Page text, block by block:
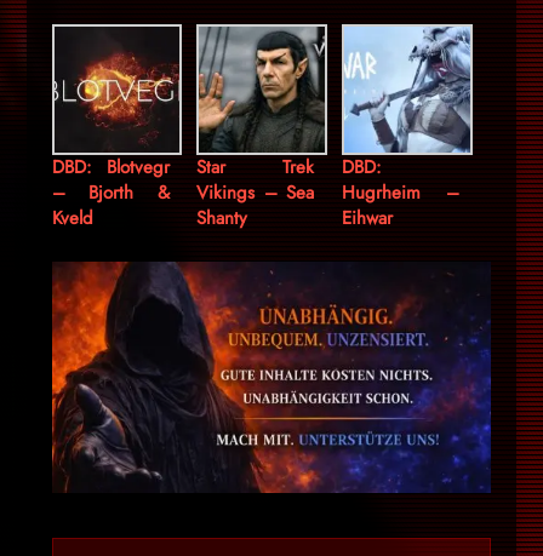
DBD: Blotvegr
– Bjorth &
Kveld
Star Trek
Vikings – Sea
Shanty
DBD:
Hugrheim –
Eihwar